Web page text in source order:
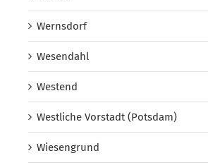
Wernsdorf
Wesendahl
Westend
Westliche Vorstadt (Potsdam)
Wiesengrund